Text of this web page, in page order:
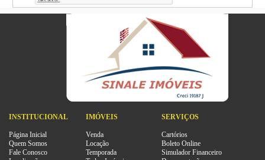
INSTITUCIONAL
Página Inicial
Quem Somos
Fale Conosco
IMÓVEIS
Venda
Locação
Temporada
SERVIÇOS
Cartórios
Boleto Online
Simulador Financeiro